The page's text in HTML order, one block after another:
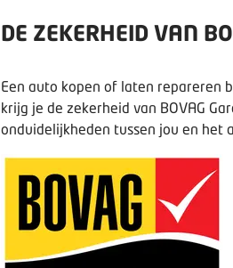
DE ZEKERHEID VAN
Een auto kopen of laten repareren
krijg je de zekerheid van BOVAG
onduidelijkheden tussen jou en het